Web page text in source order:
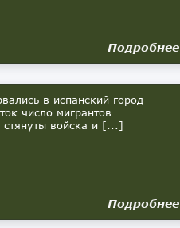
Подробнее
в испанский город
число мигрантов
стянуты войска и [...]
Подробнее